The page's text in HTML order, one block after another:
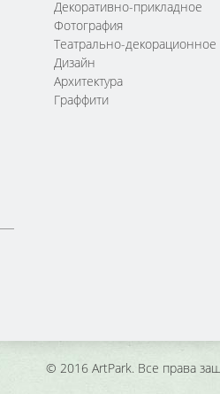
Декоративно-прикладное
Фотография
Театрально-декорационное
Дизайн
Архитектура
Граффити
© 2016 ArtPark. Все права